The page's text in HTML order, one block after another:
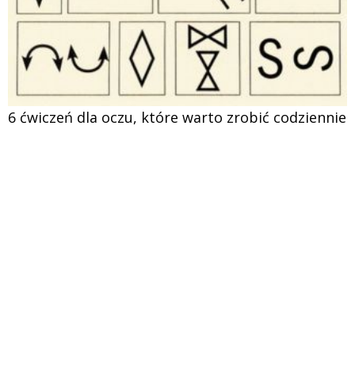
6 ćwiczeń dla oczu, które warto zrobić codziennie